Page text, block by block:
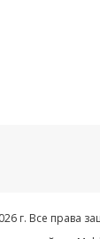
г. Все права